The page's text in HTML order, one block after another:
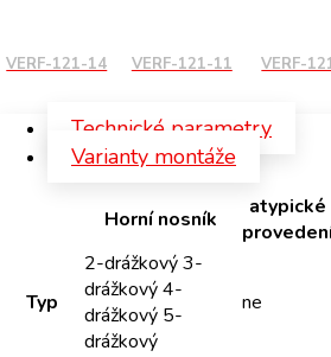
VERF-121-14 VERF-121-11 VERF-
Technické parametry
Varianty montáže
Horní nosník
atypické
Typ
2-drážkový 3-
drážkový 4-
drážkový 5-
drážkový
ne